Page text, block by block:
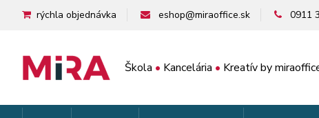
Škola • Kancelária • Kreatív by
rýchla objednávka eshop@miraoffice.sk 0911